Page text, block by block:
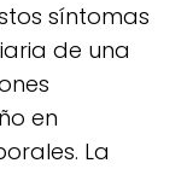
síntomas
de una
en
La